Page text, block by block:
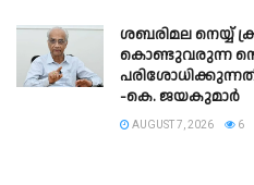
ശബരിമല നെയ്യ്
കൊണ്ടുവരുന്ന
-കെ. ജയകുമാർ
AUGUST 7, 2026 6